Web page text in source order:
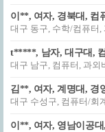
이**, 여자, 경북대, 컴
대구 동구, 수학/컴퓨터,
t*****, 남자, 대구대,
대구 남구, 컴퓨터, 과외
김**, 여자, 계명대, 경
대구 수성구, 컴퓨터/회
이**, 여자, 영남이공